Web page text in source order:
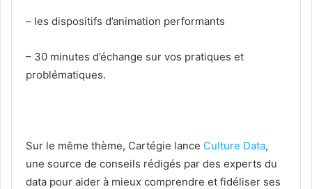
– les dispositifs d’animation performants
– 30 minutes d’échange sur vos pratiques et
problématiques.
Sur le même thème, Cartégie lance Culture Data,
une source de conseils rédigés par des experts du
data pour aider à mieux comprendre et fidéliser ses